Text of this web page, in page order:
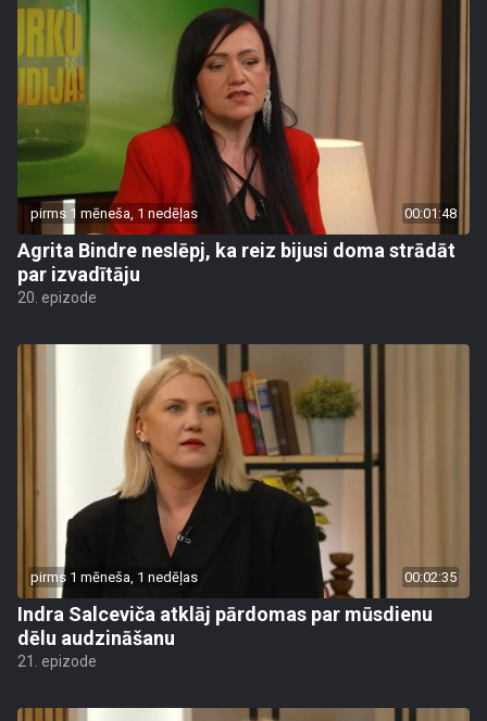
pirms 1 mēneša, 1 nedēļas 00:01:48
Agrita Bindre neslēpj, ka reiz bijusi doma strādāt
par izvadītāju
20. epizode
pirms 1 mēneša, 1 nedēļas 00:02:35
Indra Salceviča atklāj pārdomas par mūsdienu
dēlu audzināšanu
21. epizode